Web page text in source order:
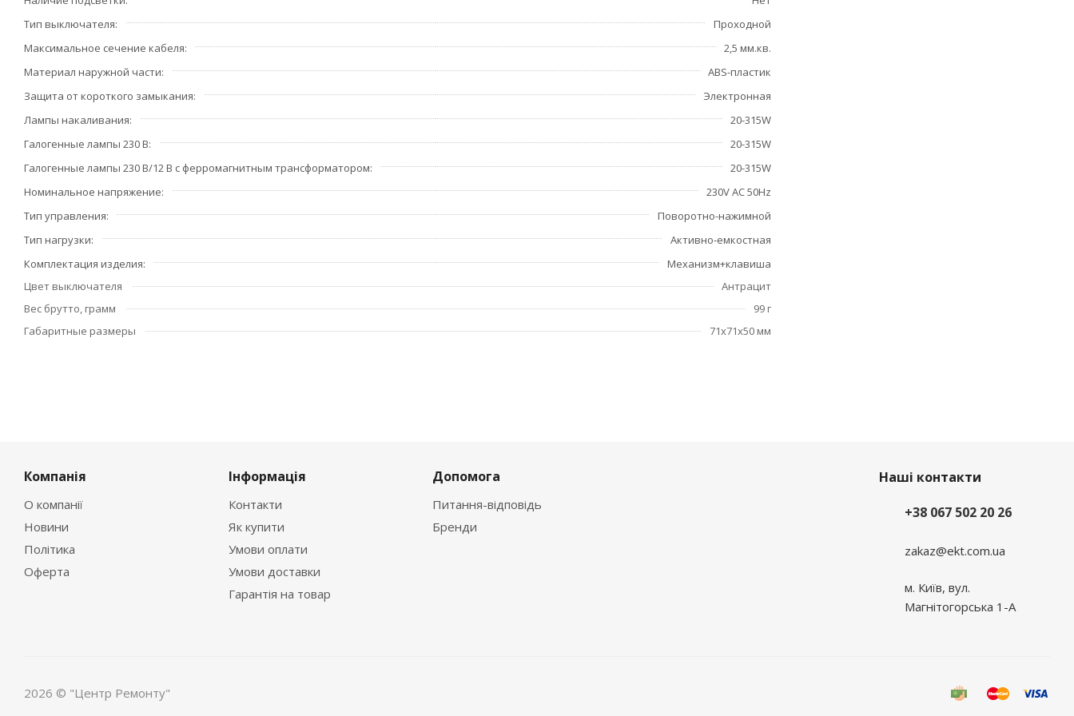
Тип выключателя
Проходной
Максимальное сечение кабеля
2,5 мм.кв.
Материал наружной части
ABS-пластик
Защита от короткого замыкания
Электронная
Лампы накаливания
20-315W
Галогенные лампы 230 В
20-315W
Галогенные лампы 230 В/12 В с ферромагнитным трансформатором
20-315W
Номинальное напряжение
230V AC 50Hz
Тип управления
Поворотно-нажимной
Тип нагрузки
Активно-емкостная
Комплектация изделия
Механизм+клавиша
Цвет выключателя
Антрацит
Вес брутто, грамм
99 г
Габаритные размеры
71x71x50 мм
Компанія
О компанії
Новини
Політика
Оферта
Інформація
Контакти
Як купити
Умови оплати
Умови доставки
Гарантія на товар
Допомога
Питання-відповідь
Бренди
Наші контакти
+38 067 502 20 26
zakaz@ekt.com.ua
м. Київ, вул.
Магнітогорська 1-А
2026 © "Центр Ремонту"